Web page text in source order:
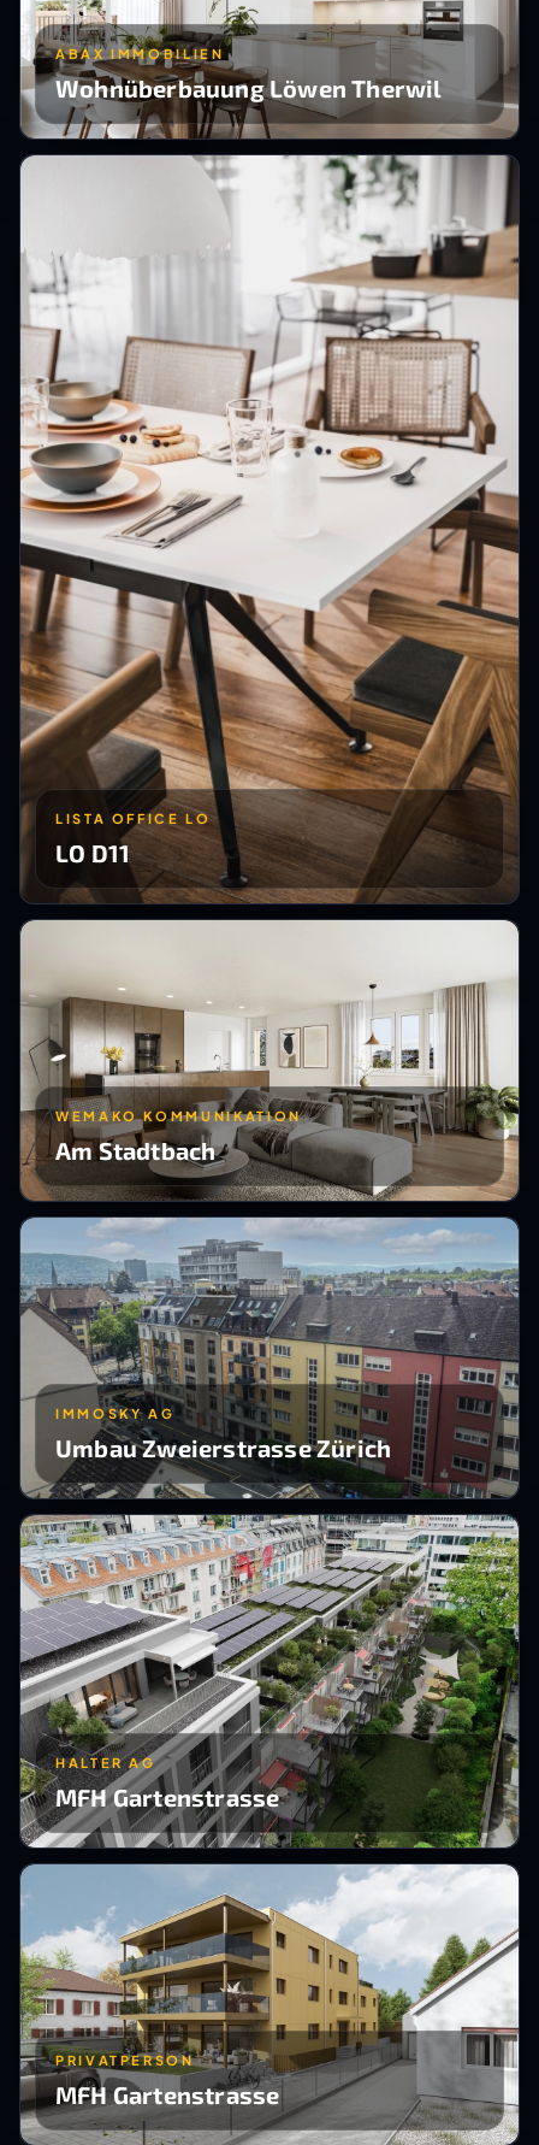
ABAX IMMOBILIEN
Wohnüberbauung Löwen Therwil
LISTA OFFICE LO
LO D11
WEMAKO KOMMUNIKATION
Am Stadtbach
IMMOSKY AG
Umbau Zweierstrasse Zürich
HALTER AG
MFH Gartenstrasse
PRIVATPERSON
MFH Gartenstrasse